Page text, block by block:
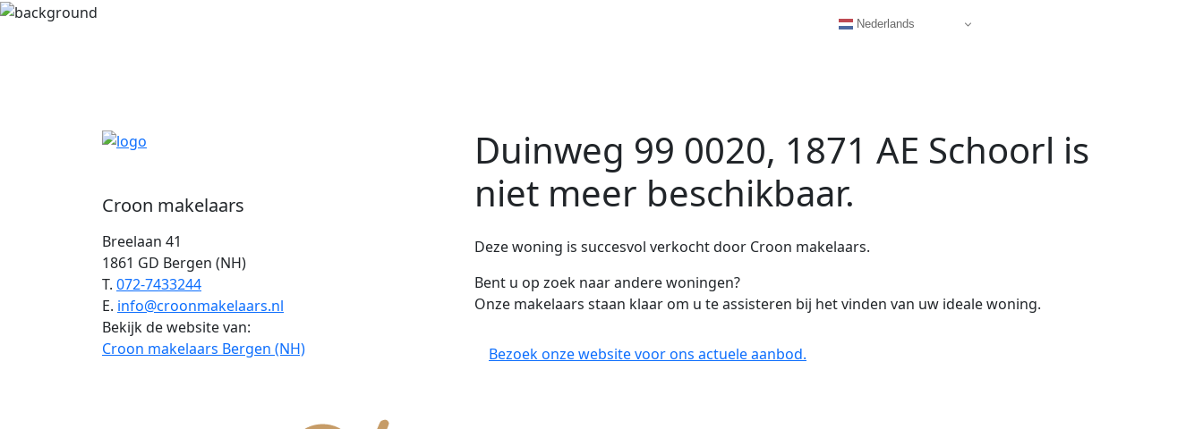
Croon makelaars
Breelaan 41
1861 GD Bergen (NH)
T. 072-7433244
E. info@croonmakelaars.nl
Bekijk de website van:
Croon makelaars Bergen (NH)
Duinweg 99 0020, 1871 AE Schoorl is
niet meer beschikbaar.
Deze woning is succesvol verkocht door Croon makelaars.
Bent u op zoek naar andere woningen?
Onze makelaars staan klaar om u te assisteren bij het vinden van uw ideale woning.
Bezoek onze website voor ons actuele aanbod.
Nederlands